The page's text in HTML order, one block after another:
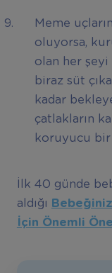
Meme
oluyorsa,
olan her şeyi
biraz süt
kadar
çatlakların
koruyucu
İlk 40 günde
aldığı
İçin Önemli